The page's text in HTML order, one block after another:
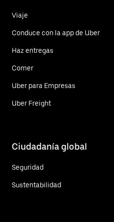
Viaje
Conduce con la app de Uber
Haz entregas
Comer
Uber para Empresas
Uber Freight
Ciudadanía global
Seguridad
Sustentabilidad